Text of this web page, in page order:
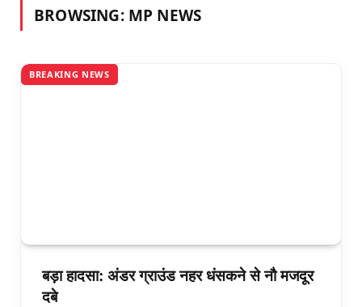
BROWSING: MP NEWS
BREAKING NEWS
बड़ा हादसा: अंडर ग्राउंड नहर धंसकने से नौ मजदूर
दबे